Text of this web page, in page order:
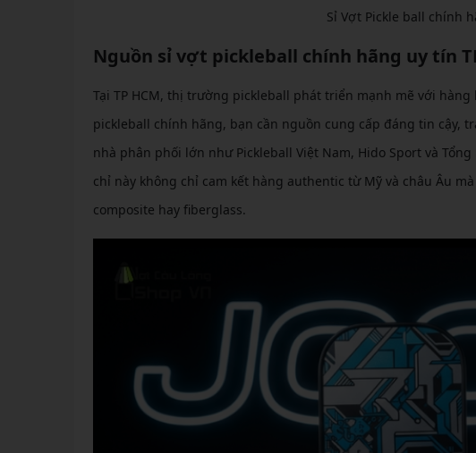
Sỉ Vợt Pickle ball chính
Nguồn sỉ vợt pickleball chính hãng uy tín
Tại TP HCM, thị trường pickleball phát triển mạnh mẽ với
pickleball chính hãng, bạn cần nguồn cung cấp đáng tin cậy,
nhà phân phối lớn như Pickleball Việt Nam, Hido Sport và
chỉ này không chỉ cam kết hàng authentic từ Mỹ và châu Âu
composite hay fiberglass.